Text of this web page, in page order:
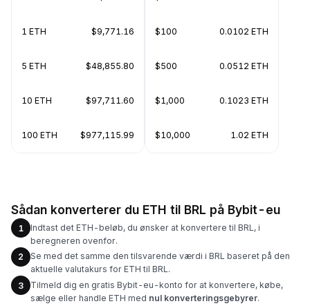
1 ETH $9,771.16
5 ETH $48,855.80
10 ETH $97,711.60
100 ETH $977,115.99
$100 0.0102 ETH
$500 0.0512 ETH
$1,000 0.1023 ETH
$10,000 1.02 ETH
Sådan konverterer du ETH til BRL på Bybit-eu
1
Indtast det ETH-beløb, du ønsker at konvertere til BRL, i
beregneren ovenfor.
2
Se med det samme den tilsvarende værdi i BRL baseret på den
aktuelle valutakurs for ETH til BRL.
3
Tilmeld dig en gratis Bybit-eu-konto for at konvertere, købe,
sælge eller handle ETH med nul konverteringsgebyrer.